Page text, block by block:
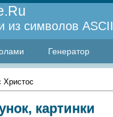
из символов
Генератор
картинки